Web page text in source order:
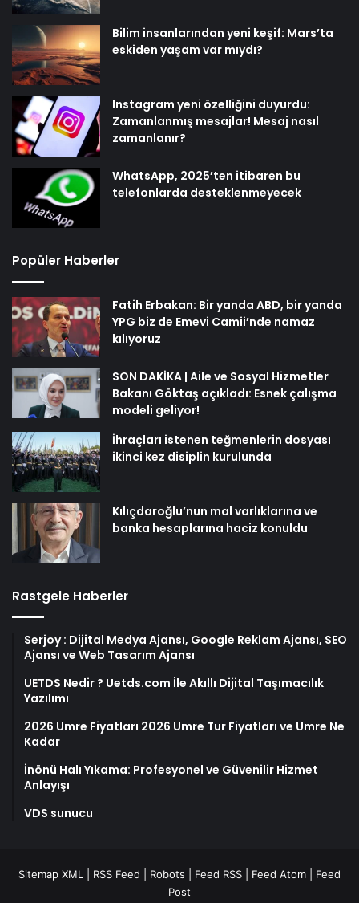
Bilim insanlarından yeni keşif: Mars’ta
eskiden yaşam var mıydı?
Instagram yeni özelliğini duyurdu:
Zamanlanmış mesajlar! Mesaj nasıl
zamanlanır?
WhatsApp, 2025’ten itibaren bu
telefonlarda desteklenmeyecek
Popüler Haberler
Fatih Erbakan: Bir yanda ABD, bir yanda
YPG biz de Emevi Camii’nde namaz
kılıyoruz
SON DAKİKA | Aile ve Sosyal Hizmetler
Bakanı Göktaş açıkladı: Esnek çalışma
modeli geliyor!
İhraçları istenen teğmenlerin dosyası
ikinci kez disiplin kurulunda
Kılıçdaroğlu’nun mal varlıklarına ve
banka hesaplarına haciz konuldu
Rastgele Haberler
Serjoy : Dijital Medya Ajansı, Google Reklam Ajansı, SEO
Ajansı ve Web Tasarım Ajansı
UETDS Nedir ? Uetds.com İle Akıllı Dijital Taşımacılık
Yazılımı
2026 Umre Fiyatları 2026 Umre Tur Fiyatları ve Umre Ne
Kadar
İnönü Halı Yıkama: Profesyonel ve Güvenilir Hizmet
Anlayışı
VDS sunucu
Sitemap XML RSS Feed Robots Feed RSS Feed Atom
Feed
Post